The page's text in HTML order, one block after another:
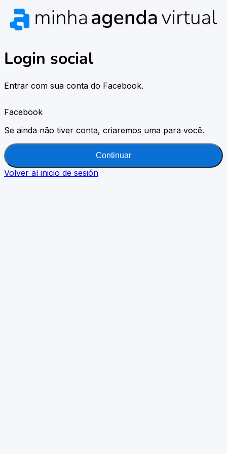
Login social
Entrar com sua conta do Facebook.
Facebook
Se ainda não tiver conta, criaremos uma para você.
Continuar
Volver al inicio de sesión